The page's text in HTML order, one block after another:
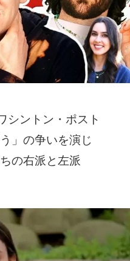
シントン・ポスト
」の争いを演じ
の右派と左派